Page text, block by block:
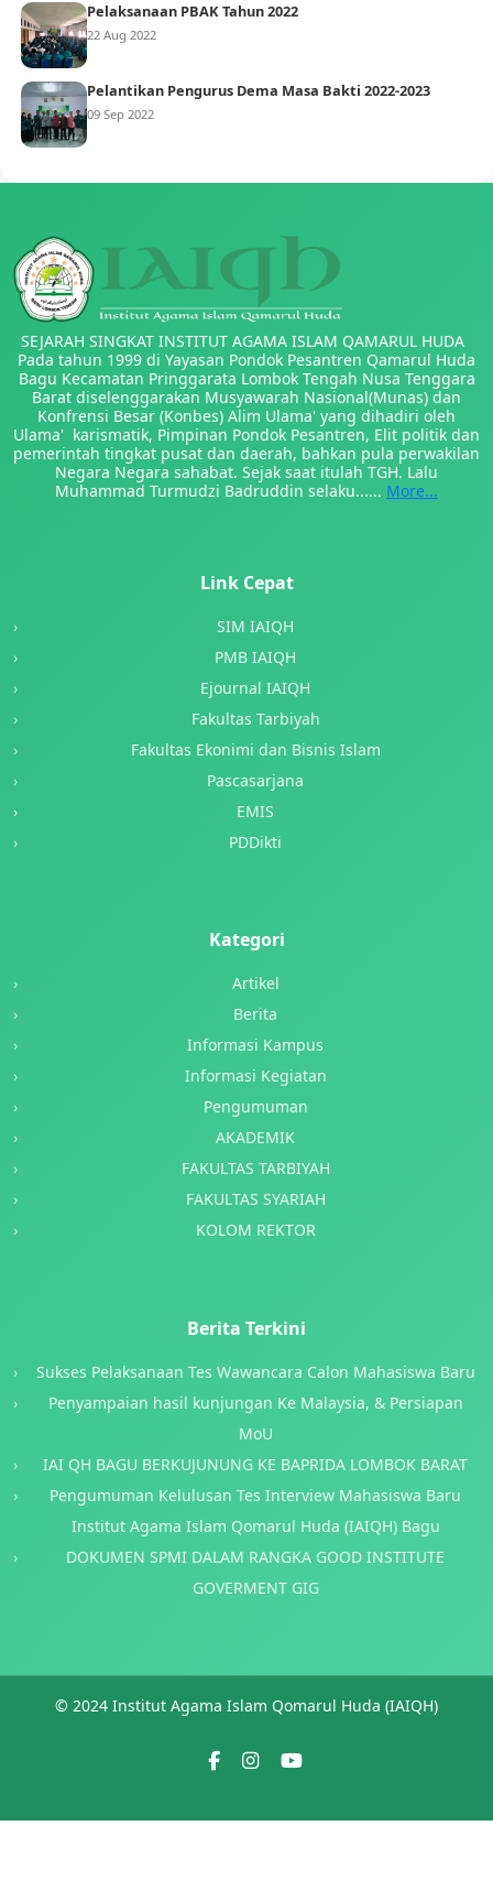
Pelaksanaan PBAK Tahun 2022
22 Aug 2022
Pelantikan Pengurus Dema Masa Bakti 2022-2023
09 Sep 2022
SEJARAH SINGKAT INSTITUT AGAMA ISLAM QAMARUL HUDA
Pada tahun 1999 di Yayasan Pondok Pesantren Qamarul Huda
Bagu Kecamatan Pringgarata Lombok Tengah Nusa Tenggara
Barat diselenggarakan Musyawarah Nasional(Munas) dan
Konfrensi Besar (Konbes) Alim Ulama' yang dihadiri oleh
Ulama' karismatik, Pimpinan Pondok Pesantren, Elit politik dan
pemerintah tingkat pusat dan daerah, bahkan pula perwakilan
Negara Negara sahabat. Sejak saat itulah TGH. Lalu
Muhammad Turmudzi Badruddin selaku...... More...
Link Cepat
SIM IAIQH
PMB IAIQH
Ejournal IAIQH
Fakultas Tarbiyah
Fakultas Ekonimi dan Bisnis Islam
Pascasarjana
EMIS
PDDikti
Kategori
Artikel
Berita
Informasi Kampus
Informasi Kegiatan
Pengumuman
AKADEMIK
FAKULTAS TARBIYAH
FAKULTAS SYARIAH
KOLOM REKTOR
Berita Terkini
Sukses Pelaksanaan Tes Wawancara Calon Mahasiswa Baru
Penyampaian hasil kunjungan Ke Malaysia, & Persiapan
MoU
IAI QH BAGU BERKUJUNUNG KE BAPRIDA LOMBOK BARAT
Pengumuman Kelulusan Tes Interview Mahasiswa Baru
Institut Agama Islam Qomarul Huda (IAIQH) Bagu
DOKUMEN SPMI DALAM RANGKA GOOD INSTITUTE
GOVERMENT GIG
© 2024 Institut Agama Islam Qomarul Huda (IAIQH)